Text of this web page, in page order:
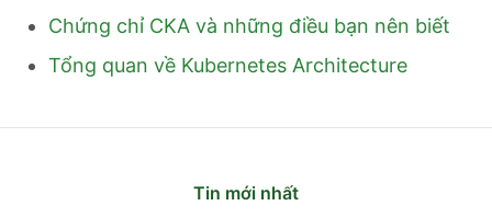
Chứng chỉ CKA và những điều bạn nên biết
Tổng quan về Kubernetes Architecture
Tin mới nhất